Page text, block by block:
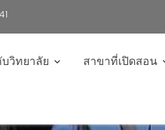
บวิทยาลัย สาขาที่เปิดสอน